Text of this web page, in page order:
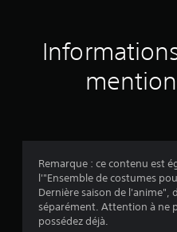
Remarque : ce contenu est
l'"Ensemble de costumes
Dernière saison de l'anime",
séparément. Attention à ne
possédez déjà.